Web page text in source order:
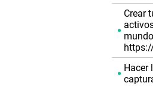
Crear
Hacer